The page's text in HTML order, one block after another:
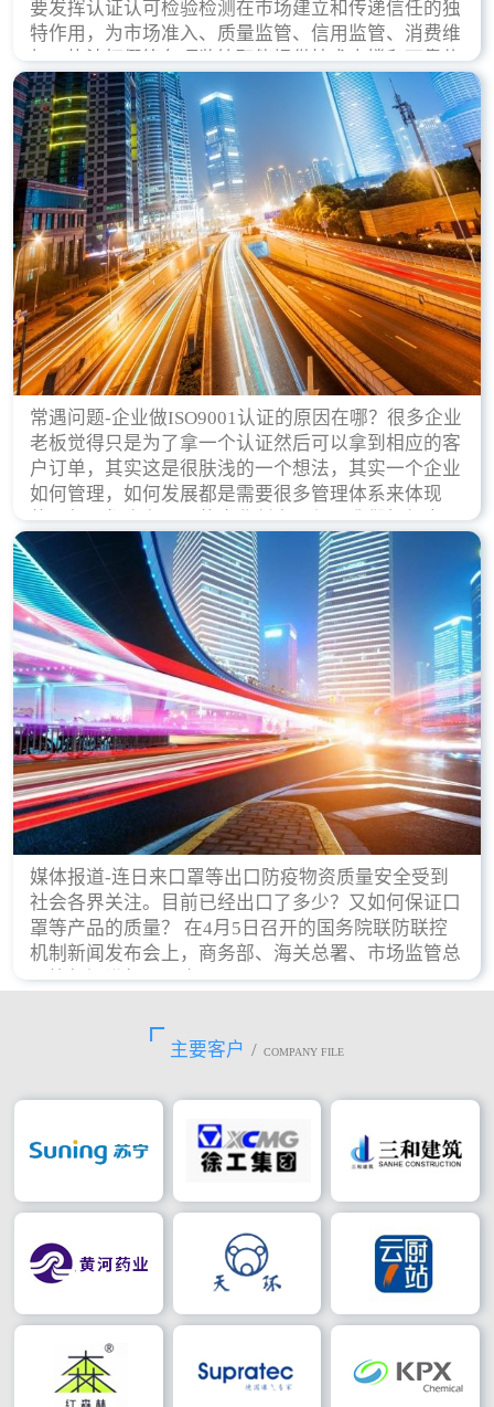
要发挥认证认可检验检测在市场建立和传递信任的独
特作用，为市场准入、质量监管、信用监管、消费维
权、执法打假等各项监管职能提供技术支撑和可靠依
据。
常遇问题-企业做ISO9001认证的原因在哪？很多企业
老板觉得只是为了拿一个认证然后可以拿到相应的客
户订单，其实这是很肤浅的一个想法，其实一个企业
如何管理，如何发展都是需要很多管理体系来体现
的，每天都会有不同的企业创立，但是我们如何去证
实一个企业的合法，有质量保证了？这就是ISO9001
认证体现价值的时候，那么键锋小编就来细说下企业
做ISO9001认证的根本原因。
媒体报道-连日来口罩等出口防疫物资质量安全受到
社会各界关注。目前已经出口了多少？又如何保证口
罩等产品的质量？ 在4月5日召开的国务院联防联控
机制新闻发布会上，商务部、海关总署、市场监管总
局等部门进行了回应。
主要客户 / COMPANY FILE